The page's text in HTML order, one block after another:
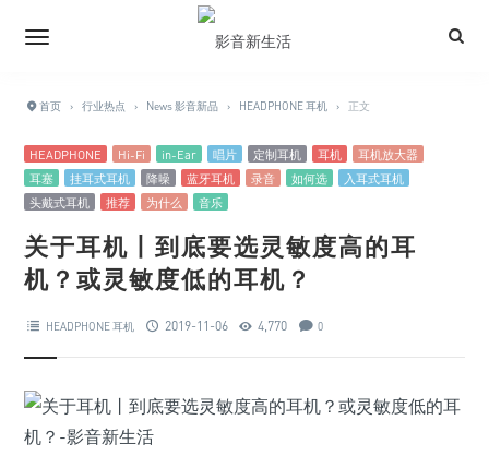
首页 › 行业热点 › News 影音新品 › HEADPHONE 耳机 › 正文
HEADPHONE Hi-Fi in-Ear 唱片 定制耳机 耳机
耳机放大器
耳塞
挂耳式耳机 降噪 蓝牙耳机 录音 如何选
入耳式耳机
头戴式耳机
推荐 为什么 音乐
关于耳机丨到底要选灵敏度高的耳
机？或灵敏度低的耳机？
HEADPHONE 耳机 2019-11-06 4,770 0